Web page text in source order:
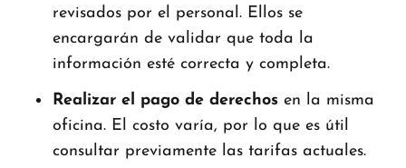
revisados por el personal. Ellos se
encargarán de validar que toda la
información esté correcta y completa.
Realizar el pago de derechos en la misma
oficina. El costo varía, por lo que es útil
consultar previamente las tarifas actuales.